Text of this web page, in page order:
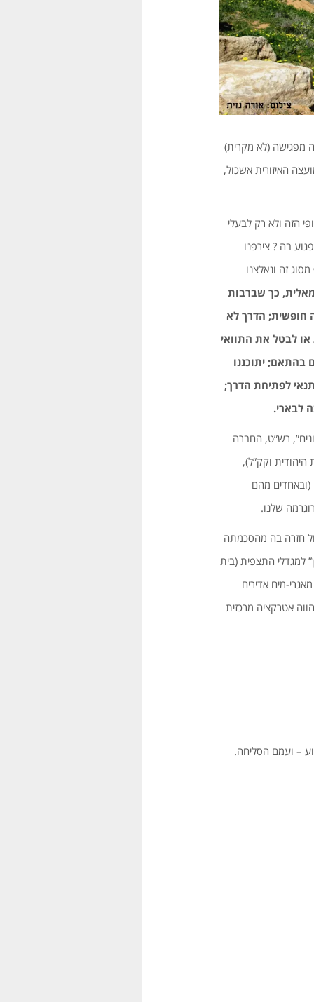
המושכת רבבות מטיילים מידי שבת חורפית, נולד בשנת 1983 כתוצאה מפגישה (לא מקרית)
האיזורית אשכול,
הזה ולא רק לבעלי
בה ? צירפנו
זה ונאלצנו
כך שברבות
חופשית; הדרך לא
או לבטל את התוואי
בהתאם; יתוכננו
תנאי לפתיחת הדרך;
לבארי.
רש”ט, החברה
וקק”ל),
השונים (ובאחדים מהם
שלנו.
חזרה בה מהסכמתה
למגדלי התצפית (בית
מים אדירים
אטרקציה מרכזית
– ועמם הסליחה.